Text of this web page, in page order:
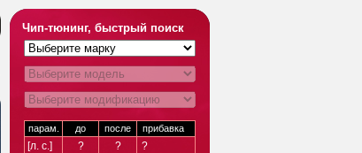
Чип-тюнинг, быстрый поиск
парам. до после прибавка
[л. с.] ? ?
?